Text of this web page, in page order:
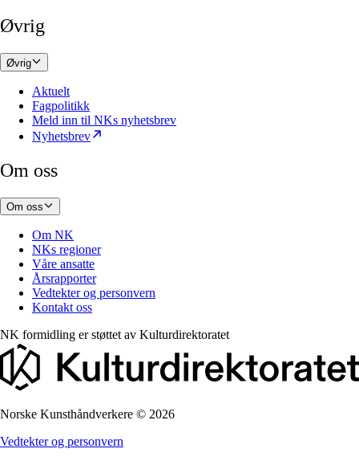
Øvrig
Øvrig
Aktuelt
Fagpolitikk
Meld inn til NKs nyhetsbrev
Nyhetsbrev
Om oss
Om oss
Om NK
NKs regioner
Våre ansatte
Årsrapporter
Vedtekter og personvern
Kontakt oss
NK formidling er støttet av Kulturdirektoratet
Norske Kunsthåndverkere © 2026
Vedtekter og personvern